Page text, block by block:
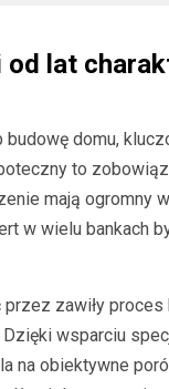
lat
domu,
to
mają ogromny
w wielu bankach
zawiły proces
wsparciu
na obiektywne